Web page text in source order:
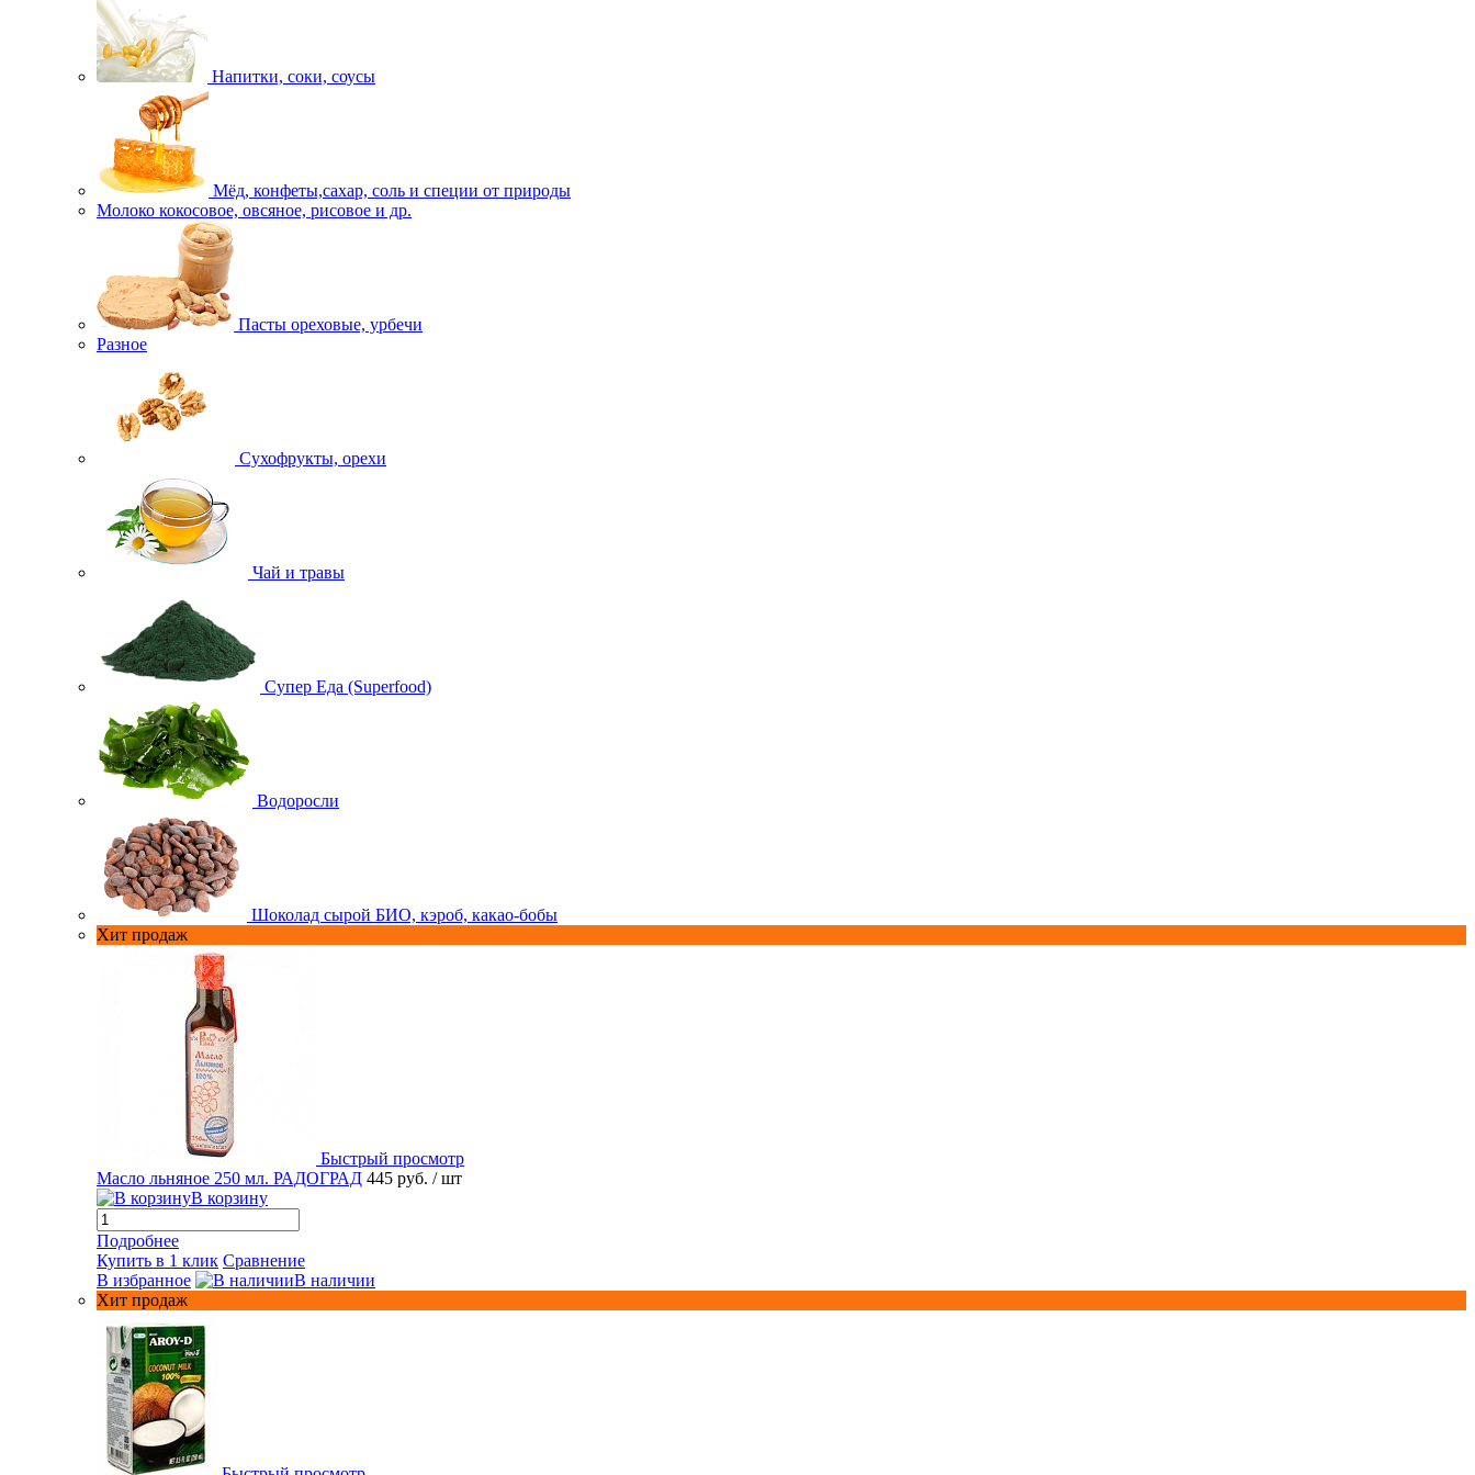
Напитки, соки, соусы
Мёд, конфеты,сахар, соль и специи от природы
Молоко кокосовое, овсяное, рисовое и др.
Пасты ореховые, урбечи
Разное
Сухофрукты, орехи
Чай и травы
Супер Еда (Superfood)
Водоросли
Шоколад сырой БИО, кэроб, какао-бобы
Хит продаж
Быстрый просмотр
Масло льняное 250 мл. РАДОГРАД 445 руб. / шт
В корзину
Подробнее
Купить в 1 клик Сравнение
В избранное
В наличии
Хит продаж